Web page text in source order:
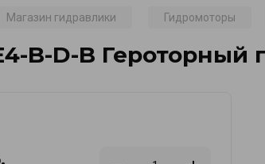
Магазин гидравлики Гидромоторы
B-D-B Героторный